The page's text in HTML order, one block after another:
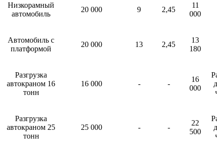
Низкорамный
автомобиль
20 000 9 2,45
11
000
Автомобиль с
платформой
20 000 13 2,45
13
180
Разгрузка
автокраном 16
тонн
16 000 - -
16
000
Разгрузка
автокраном 25
тонн
25 000 - -
22
500